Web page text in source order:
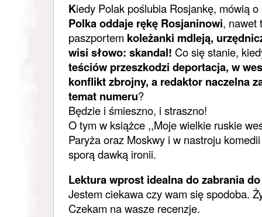
Kiedy Polak poślubia Rosjankę, mówią
Polka oddaje rękę Rosjaninowi, nawet
paszportem koleżanki mdleją,
wisi słowo: skandal! Co się stanie,
teściów przeszkodzi deportacja, w
konflikt zbrojny, a redaktor naczelna
temat numeru?
Będzie i śmieszno, i straszno!
O tym w książce ,,Moje wielkie ruskie
Paryża oraz Moskwy i w nastroju
sporą dawką ironii.
Lektura wprost idealna do zabrania
Jestem ciekawa czy wam się spodoba.
Czekam na wasze recenzje.